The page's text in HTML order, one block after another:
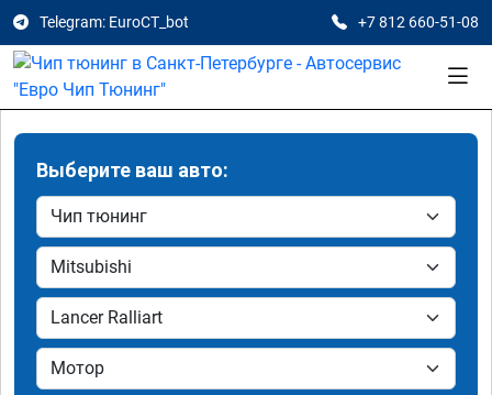
Telegram: EuroCT_bot +7 812 660-51-08
Выберите ваш авто: